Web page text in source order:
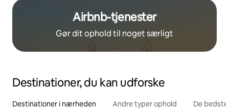
Airbnb-tjenester
Gør dit ophold til noget særligt
Destinationer, du kan udforske
Destinationer i nærheden Andre typer ophold De